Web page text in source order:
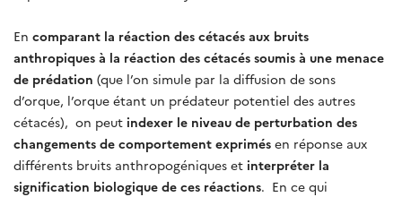
En comparant la réaction des cétacés aux bruits
anthropiques à la réaction des cétacés soumis à une menace
de prédation (que l’on simule par la diffusion de sons
d’orque, l’orque étant un prédateur potentiel des autres
cétacés), on peut indexer le niveau de perturbation des
changements de comportement exprimés en réponse aux
différents bruits anthropogéniques et interpréter la
signification biologique de ces réactions. En ce qui